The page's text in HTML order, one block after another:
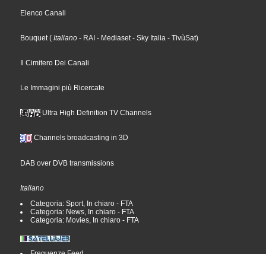
Elenco Canali
Bouquet( Italiano - RAI - Mediaset- Sky Italia - TivùSat)
Il Cimitero Dei Canali
Le Immagini più Ricercate
Ultra High Definition TV Channels
Channels broadcasting in 3D
DAB over DVB transmissions
Italiano
Categoria: Sport, In chiaro - FTA
Categoria: News, In chiaro - FTA
Categoria: Movies, In chiaro - FTA